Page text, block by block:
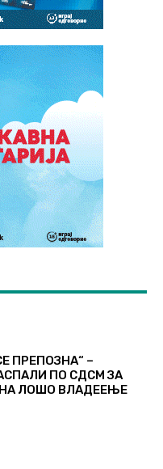
ПРЕПОЗНА“ –
ПО СДСМ ЗА
ЛОШО ВЛАДЕЕЊЕ